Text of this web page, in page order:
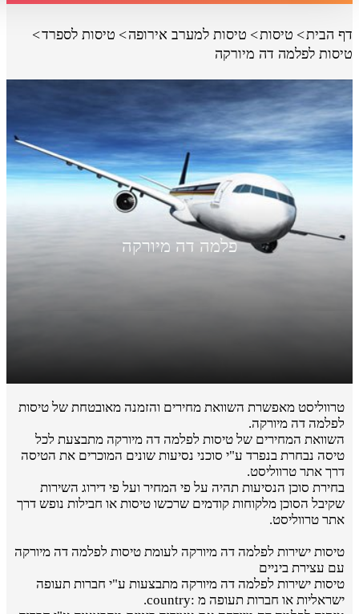
דף הבית טיסות טיסות למערב אירופה
טיסות לספרד
טיסות לפלמה דה מיורקה
פלמה דה מיורקה
טרווליסט מאפשרת השוואת מחירים והזמנה מאובטחת של טיסות
לפלמה דה מיורקה.
השוואת המחירים של טיסות לפלמה דה מיורקה מתבצעת לכל
טיסה נבחרת בנפרד ע"י סוכני נסיעות שונים המוכרים את הטיסה
דרך אתר טרווליסט.
בחירת סוכן הנסיעות תהיה על פי המחיר ועל פי דירוג השירות
שקיבל הסוכן מלקוחות קודמים שרכשו טיסות או חבילות נופש דרך
אתר טרווליסט.
טיסות ישירות לפלמה דה מיורקה לעומת טיסות לפלמה דה מיורקה
עם עצירת ביניים
טיסות ישירות לפלמה דה מיורקה מתבצעות ע"י חברות תעופה
ישראליות או חברות תעופה מ :country.